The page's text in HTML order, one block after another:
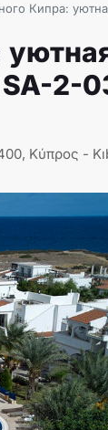
Кипра:
SA-2-
Κύπρος -